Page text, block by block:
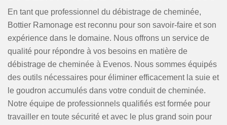
En tant que professionnel du débistrage de cheminée,
Bottier Ramonage est reconnu pour son savoir-faire et son
expérience dans le domaine. Nous offrons un service de
qualité pour répondre à vos besoins en matière de
débistrage de cheminée à Evenos. Nous sommes équipés
des outils nécessaires pour éliminer efficacement la suie et
le goudron accumulés dans votre conduit de cheminée.
Notre équipe de professionnels qualifiés est formée pour
travailler en toute sécurité et avec le plus grand soin pour